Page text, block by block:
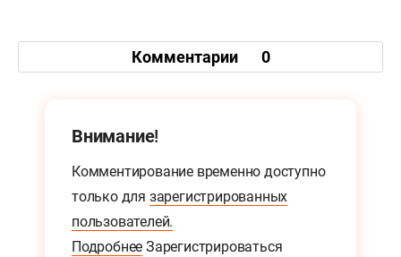
Комментарии 0
Внимание!
Комментирование временно доступно
только для зарегистрированных
пользователей.
Подробнее Зарегистрироваться